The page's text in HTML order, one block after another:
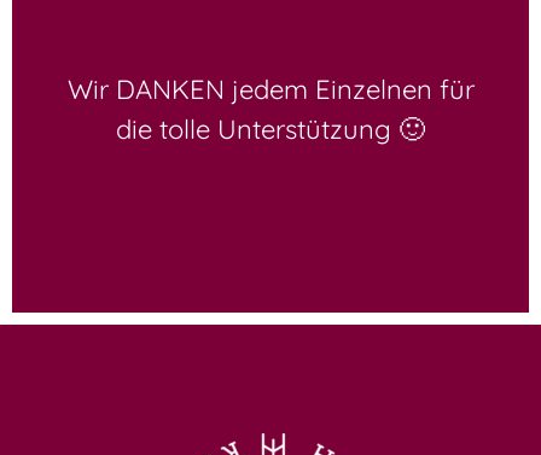
Wir DANKEN jedem Einzelnen für
die tolle Unterstützung 🙂